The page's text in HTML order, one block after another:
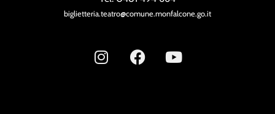
biglietteria.teatro@comune.monfalcone.go.it